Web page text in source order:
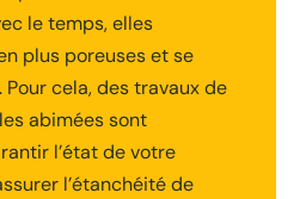
le temps, elles
plus poreuses et se
cela, des travaux de
abimées sont
l’état de votre
l’étanchéité de